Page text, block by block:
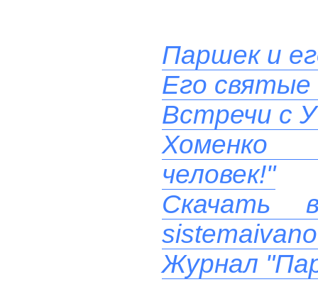
Паршек и
Его святые
Встречи с
Хоменко
человек!"
Скачать
Журнал